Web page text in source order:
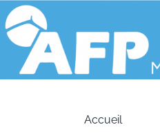
Skip
to
content
Accueil